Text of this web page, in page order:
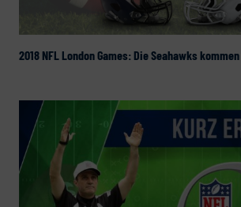
2018 NFL London Games: Die Seahawks